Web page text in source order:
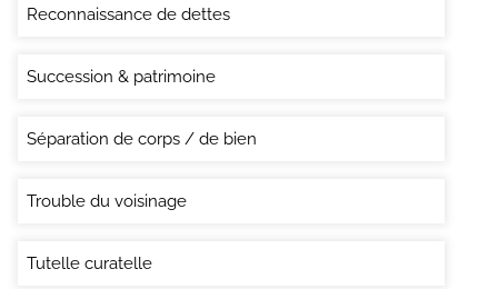
Reconnaissance de dettes
Succession & patrimoine
Séparation de corps / de bien
Trouble du voisinage
Tutelle curatelle